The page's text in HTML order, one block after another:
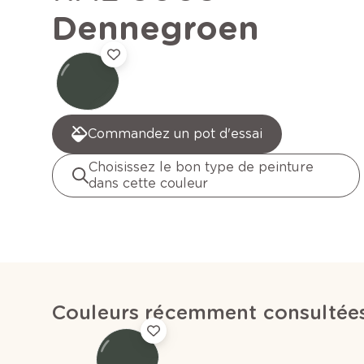
Dennegroen
Commandez un pot d'essai
Choisissez le bon type de peinture
dans cette couleur
Couleurs récemment